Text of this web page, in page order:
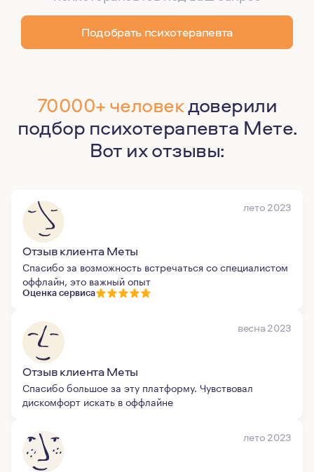
Подобрать психотерапевта
70000+ человекдоверили
подбор психотерапевта Мете.
Вот их отзывы:
лето 2023
Отзыв клиента Меты
Спасибо за возможность встречаться со специалистом
оффлайн, это важный опыт
Оценка сервиса
весна 2023
Отзыв клиента Меты
Спасибо большое за эту платформу. Чувствовал
дискомфорт искать в оффлайне
лето 2023